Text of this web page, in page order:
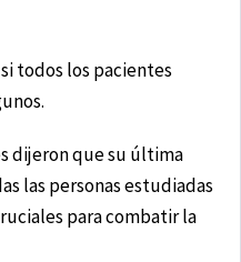
todos los pacientes
dijeron que su última
las personas estudiadas
para combatir la